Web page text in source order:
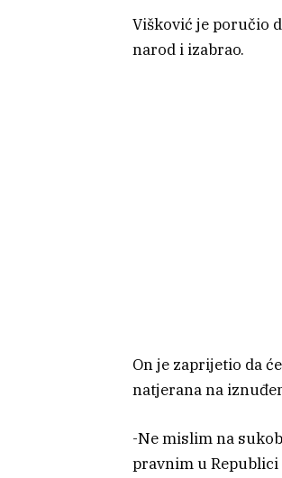
Višković je poručio
narod i izabrao.
On je zaprijetio da
natjerana na
-Ne mislim na
pravnim u